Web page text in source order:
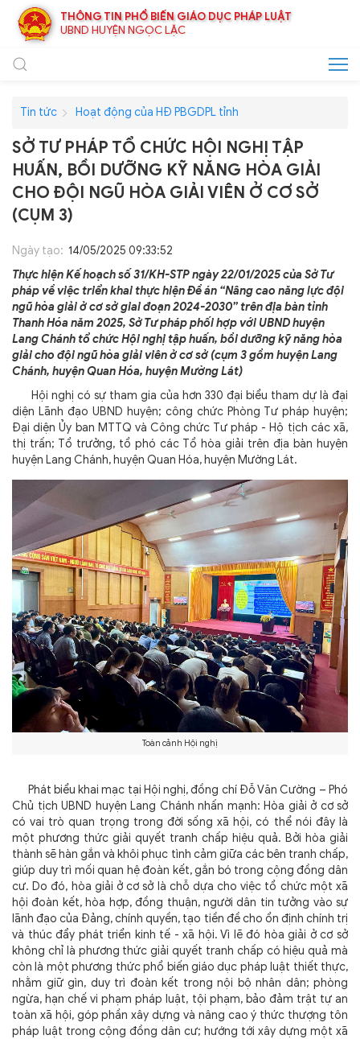
THÔNG TIN PHỔ BIẾN GIÁO DỤC PHÁP LUẬT
UBND HUYỆN NGỌC LẶC
Tin tức Hoạt động của HĐ PBGDPL tỉnh
SỞ TƯ PHÁP TỔ CHỨC HỘI NGHỊ TẬP
HUẤN, BỒI DƯỠNG KỸ NĂNG HÒA GIẢI
CHO ĐỘI NGŨ HÒA GIẢI VIÊN Ở CƠ SỞ
(CỤM 3)
Ngày tạo: 14/05/2025 09:33:52
Thực hiện Kế hoạch số 31/KH-STP ngày 22/01/2025 của Sở Tư
pháp về việc triển khai thực hiện Đề án “Nâng cao năng lực đội
ngũ hòa giải ở cơ sở giai đoạn 2024-2030” trên địa bàn tỉnh
Thanh Hóa năm 2025, Sở Tư pháp phối hợp với UBND huyện
Lang Chánh tổ chức Hội nghị tập huấn, bồi dưỡng kỹ năng hòa
giải cho đội ngũ hòa giải viên ở cơ sở (cụm 3 gồm huyện Lang
Chánh, huyện Quan Hóa, huyện Mường Lát)
Hội nghị có sự tham gia của hơn 330 đại biểu tham dự là đại
diện Lãnh đạo UBND huyện; công chức Phòng Tư pháp huyện;
Đại diện Ủy ban MTTQ và Công chức Tư pháp - Hộ tịch các xã,
thị trấn; Tổ trưởng, tổ phó các Tổ hòa giải trên địa bàn huyện
huyện Lang Chánh, huyện Quan Hóa, huyện Mường Lát.
Toàn cảnh Hội nghị
Phát biểu khai mạc tại Hội nghị, đồng chí Đỗ Văn Cường – Phó
Chủ tịch UBND huyện Lang Chánh nhấn mạnh: Hòa giải ở cơ sở
có vai trò quan trọng trong đời sống xã hội, có thể nói đây là
một phương thức giải quyết tranh chấp hiệu quả. Bởi hòa giải
thành sẽ hàn gắn và khôi phục tình cảm giữa các bên tranh chấp,
giúp duy trì mối quan hệ đoàn kết, gắn bó trong cộng đồng dân
cư. Do đó, hòa giải ở cơ sở là chỗ dựa cho việc tổ chức một xã
hội đoàn kết, hòa hợp, đồng thuận, người dân tin tưởng vào sự
lãnh đạo của Đảng, chính quyền, tạo tiền đề cho ổn định chính trị
và thúc đẩy phát triển kinh tế - xã hội. Vì lẽ đó hòa giải ở cơ sở
không chỉ là phương thức giải quyết tranh chấp có hiệu quả mà
còn là một phương thức phổ biến giáo dục pháp luật thiết thực,
nhằm giữ gìn, duy trì đoàn kết trong nội bộ nhân dân; phòng
ngừa, hạn chế vi phạm pháp luật, tội phạm, bảo đảm trật tự an
toàn xã hội, góp phần xây dựng và nâng cao ý thức thượng tôn
pháp luật trong cộng đồng dân cư; hướng tới xây dựng một xã